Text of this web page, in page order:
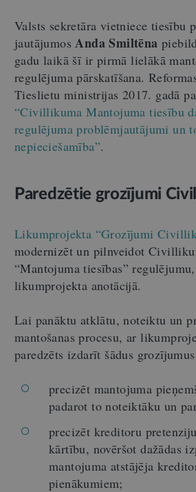
Valsts sekretāra vietniece tiesību
jautājumos Anda Smiltēna
gadu laikā šī ir pirmā lielākā
regulējuma pārskatīšana.
Tieslietu ministrijas 2017. gadā
“Civillikuma Mantojuma tiesību
regulējuma problēmjautājumi un
nepieciešamība”.
Paredzētie grozījumi
Likumprojekta “Grozījumi
modernizēt un pilnveidot
“Mantojuma tiesības”
likumprojekta anotācijā.
Lai panāktu atklātu, noteiktu un
mantošanas procesu, ar
paredzēts izdarīt šādus
precizēt mantojuma
padarot to noteiktāku un
precizēt kreditoru
kārtību, novēršot dažādas
mantojuma atstājēja
pienākumiem;